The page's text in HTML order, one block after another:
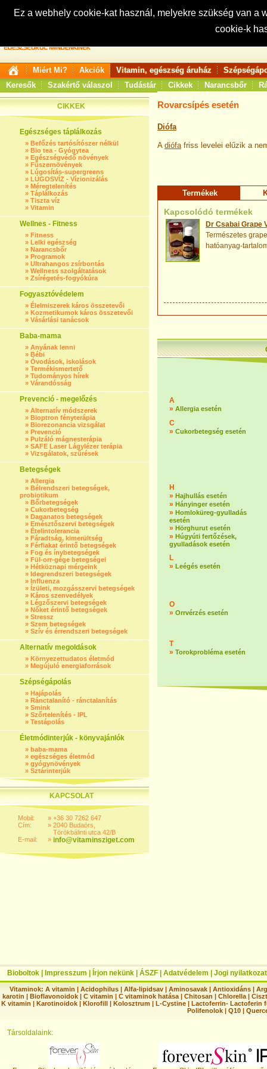
Ez a webhely cookie-kat használ, melyekre szükség van
cookie-k
Keresés:
Miért Mi? Akciók Vitamin, egészség áruház
Keresők
Szakértő válaszol Tudástár Cikkek Narancsbőr
CIKKEK
Egészséges táplálkozás
» Befőzés tartósítószer nélkül
» Bio tea - Gyógytea
» Egészségvédő növények
» Fűszernövények
» Lúgosítás-supergreens
» LÚGOSVÍZ - Vízionizálás
» Méregtelenítés
» Táplálkozás
» Tiszta víz
» Vitamin
Wellnes - Fitness
» Fitness
» Lelki egészség
» Narancsbőr
» Programok
» Ultrahangos zsírbontás
» Wellness szolgáltatások
» Zsírégetés-fogyókúra
Fogyasztóvédelem
» Élelmiszerek káros összetevői
» Kozmetikumok káros összetevői
» Vásárlási tanácsok
Baba-mama
» Anyának lenni
» Bébi
» Óvodások, iskolások
» Termékismertető
» Tudományos hírek
» Várandósság
Prevenció - megelőzés
» Alternatív módszerek
» Bioptron fényterápia
» Biorezonancia vizsgálat
» Prevenció
» Pulzáló mágnesterápia
» SAFE Laser Lágylézer terápia
» Vizsgálatok, szűrések
Betegségek
» Allergia
» Bélrendszeri betegségek,
probiotikum
» Bőrbetegségek
» Cukorbetegség
» Daganatos betegségek
» Emésztőszervi betegségek
» Ételintolerancia
» Fáradtság, kimerültség
» Férfiakat érintő betegségek
» Fog és ínybetegségek
» Fül-orr-gége betegségei
» Hétköznapi mérgeink
» Idegrendszeri betegségek
» Influenza
» Ízületi, mozgásszervi betegségek
» Káros szenvedélyek
» Légzőszervi betegségek
» Nőket érintő betegségek
» Stressz
» Szem betegségek
» Szív és érrendszeri betegségek
Alternatív megoldások
» Környezettudatos életmód
» Megújuló energiaforrások
Szépségápolás
» Hajápolás
» Ránctalanító - ránctalanítás
» Smink
» Szőrtelenítés - IPL
» Testápolás
Életmódinterjúk - könyvajánlók
» baba-mama
» egészséges életmód
» gyógynövények
» Sztárinterjúk
KAPCSOLAT
Mobil:
Cím:
E-mail:
»
»
»
+36 30 7262 647
2040 Budaörs,
Törökbálinti utca 42/B
info@vitaminsziget.com
Rovarcsípés esetén
Diófa
A diófafriss levelei elűzik a
Termékek
Kapcsolódó termékek
Dr Csabai Grape
Természetes
hatóanyag-
A
» Allergia esetén
C
» Cukorbetegség esetén
H
» Hajhullás esetén
» Hányinger esetén
» Homloküreg-gyulladás
esetén
» Hörghurut esetén
» Húgyúti fertőzések,
gyulladások esetén
L
» Leégés esetén
O
» Orrvérzés esetén
T
» Torokprobléma esetén
Bioboltok Impresszum Írjon nekünk ÁSZF Adatvédelem Jogi nyilatkozat
Vitaminok: A vitamin |Acidophilus |Alfa-lipidsav |Aminosavak |Antioxidáns |
karotin | Bioflavonoidok | C vitamin | C vitaminok hatása | Chitosan | Chlorella |
K vitamin | Karotinoidok | Klorofill | Kolosztrum | L-Cystine | Lactoferrin- Lactoferin
Polifenolok |Q10 |
Társoldalaink: